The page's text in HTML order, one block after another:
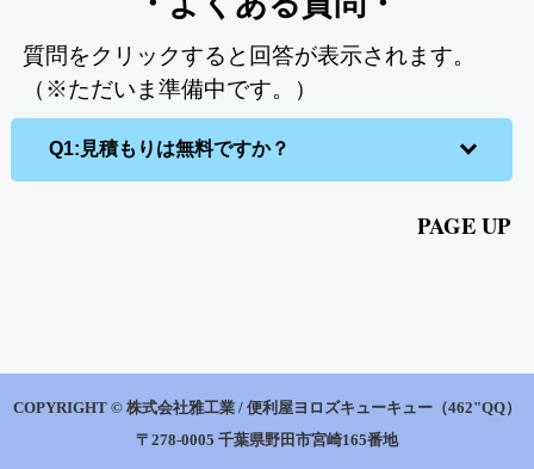
質問をクリックすると回答が表示されます。
（※ただいま準備中です。）
Q1:見積もりは無料ですか？
PAGE UP
COPYRIGHT © 株式会社雅工業 / 便利屋ヨロズキューキュー （462"QQ）
〒278-0005 千葉県野田市宮崎165番地